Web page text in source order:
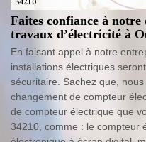
Faites confiance à
travaux d’électricité à
En faisant appel à notre
installations électriques
sécuritaire. Sachez que,
changement de compteur
de compteur électrique que
34210, comme : le compteur